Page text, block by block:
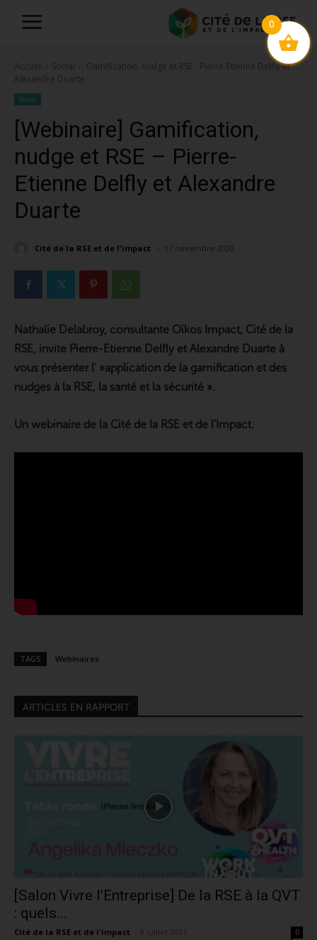
Accueil Social
Gamification, nudge et RSE - Pierre-Etienne Delfly et
Alexandre Duarte
Social
[Webinaire] Gamification,
nudge et RSE – Pierre-
Etienne Delfly et Alexandre
Duarte
Cité de la RSE et de l'impact - 17 novembre 2020
Nathalie Delabroy, consultante Oïkos Impact, Cité de la
RSE, invite Pierre-Etienne Delfly et Alexandre Duarte à
vous présenter l' »application de la gamification et des
nudges à la RSE, la santé et la sécurité ».
Un webinaire de la Cité de la RSE et de l’Impact.
TAGS Webinaires
ARTICLES EN RAPPORT
[Salon Vivre l’Entreprise] De la RSE à la QVT
: quels...
Cité de la RSE et de l'impact 8 juillet 2021 0
0